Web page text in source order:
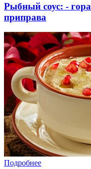
Рыбный соус: -
приправа
Подробнее